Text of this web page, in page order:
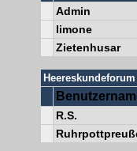
Admin
limone
Zietenhusar
R.S.